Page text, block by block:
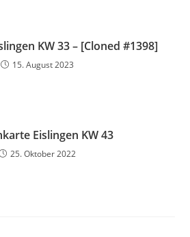
KW 33 – [Cloned #1398]
15. August 2023
Eislingen KW 43
25. Oktober 2022